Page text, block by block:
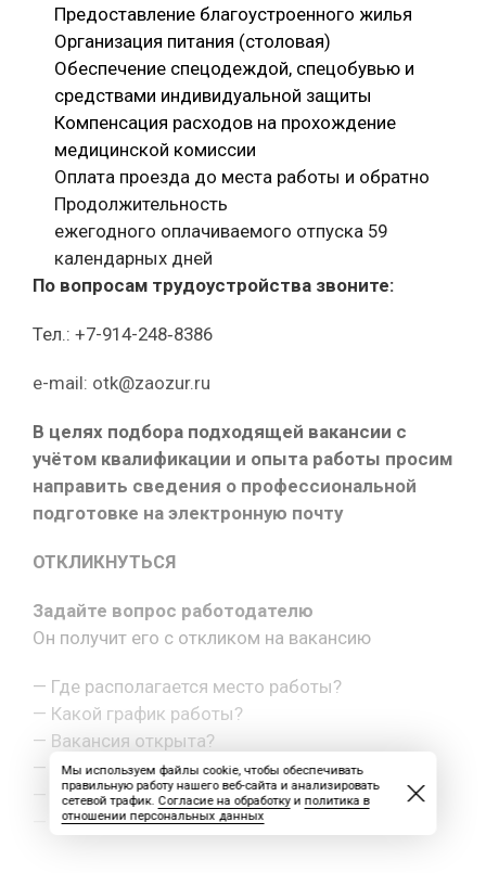
Предоставление благоустроенного жилья
Организация питания (столовая)
Обеспечение спецодеждой, спецобувью и
средствами индивидуальной защиты
Компенсация расходов на прохождение
медицинской комиссии
Оплата проезда до места работы и обратно
Продолжительность
ежегодного оплачиваемого отпуска 59
календарных дней
По вопросам трудоустройства звоните:
Тел.: +7-914-248‑8386
e-mail: otk@zaozur.ru
В целях подбора подходящей вакансии с
учётом квалификации и опыта работы просим
направить сведения о профессиональной
подготовке на электронную почту
ОТКЛИКНУТЬСЯ
Задайте вопрос работодателю
Он получит его с откликом на вакансию
— Где располагается место работы?
— Какой график работы?
— Вакансия открыта?
— Какая оплата труда?
— Как с вами связаться?
— Другой вопрос.
Мы используем файлы cookie, чтобы обеспечивать
правильную работу нашего веб-сайта и анализировать
сетевой трафик. Согласие на обработкуи политика в
отношении персональных данных